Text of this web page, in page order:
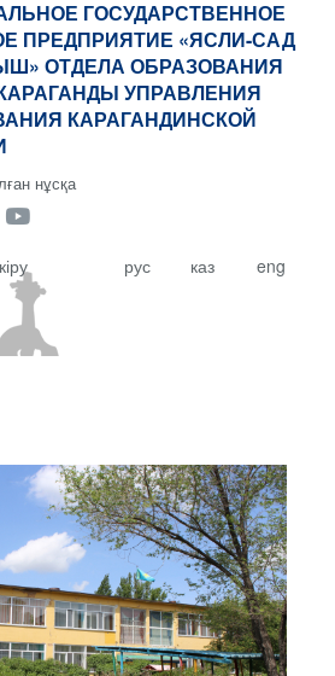
ГОСУДАРСТВЕННОЕ
ПРЕДПРИЯТИЕ «ЯСЛИ-САД
ОТДЕЛА ОБРАЗОВАНИЯ
УПРАВЛЕНИЯ
КАРАГАНДИНСКОЙ
нұсқа
кіру рус каз eng